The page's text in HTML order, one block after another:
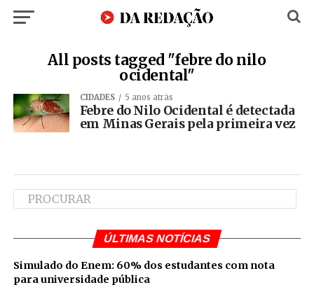
All posts tagged "febre do nilo
ocidental"
CIDADES 5 anos atrás
Febre do Nilo Ocidental é detectada
em Minas Gerais pela primeira vez
ÚLTIMAS NOTÍCIAS
Simulado do Enem: 60% dos estudantes com nota
para universidade pública